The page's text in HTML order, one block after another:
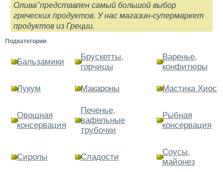
Олива"представлен самый большой выбор
греческих продуктов. У нас магазин-супермаркет
продуктов из Греции.
Подкатегории
Бальзамики
Брускетты,
горчицы
Варенье,
конфитюры
Лукум Макароны Мастика Хиос
Овощная
консервация
Печенье,
вафельные
трубочки
Рыбная
консервация
Сиропы Сладости
Соусы,
майонез